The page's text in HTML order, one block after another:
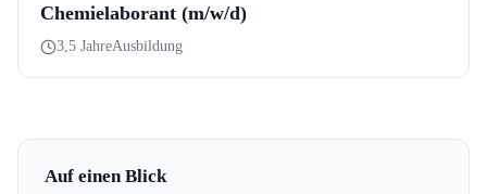
Chemielaborant (m/w/d)
3,5 JahreAusbildung
Auf einen Blick